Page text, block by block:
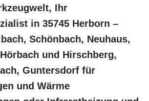
Ihr
in 35745 Herborn –
Schönbach, Neuhaus,
und Hirschberg,
Guntersdorf für
und Wärme